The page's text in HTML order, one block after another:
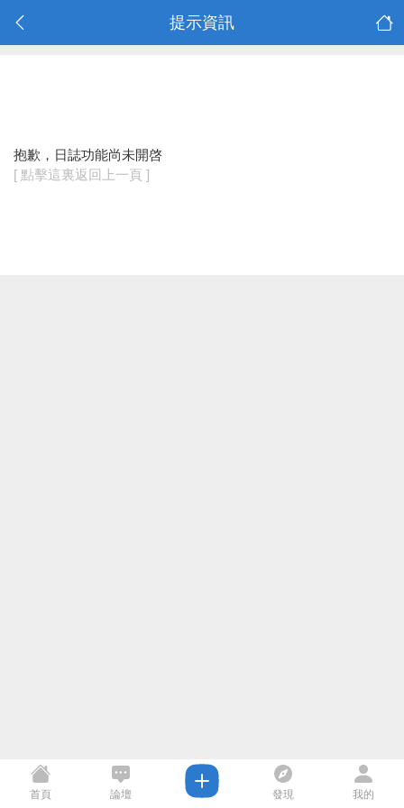
提示資訊
抱歉，日誌功能尚未開啓
[ 點擊這裏返回上一頁 ]
首頁 論壇 發現 我的